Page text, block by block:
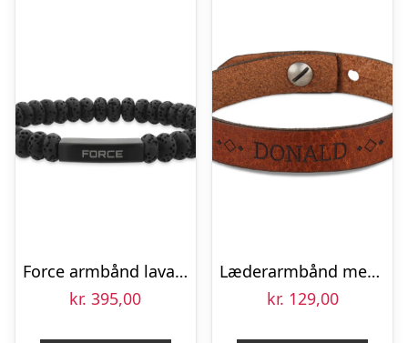
Force armbånd lava sten 20 cm
kr. 395,00
Læderarmbånd med navn mænd – Fars dag – Brun
kr. 129,00